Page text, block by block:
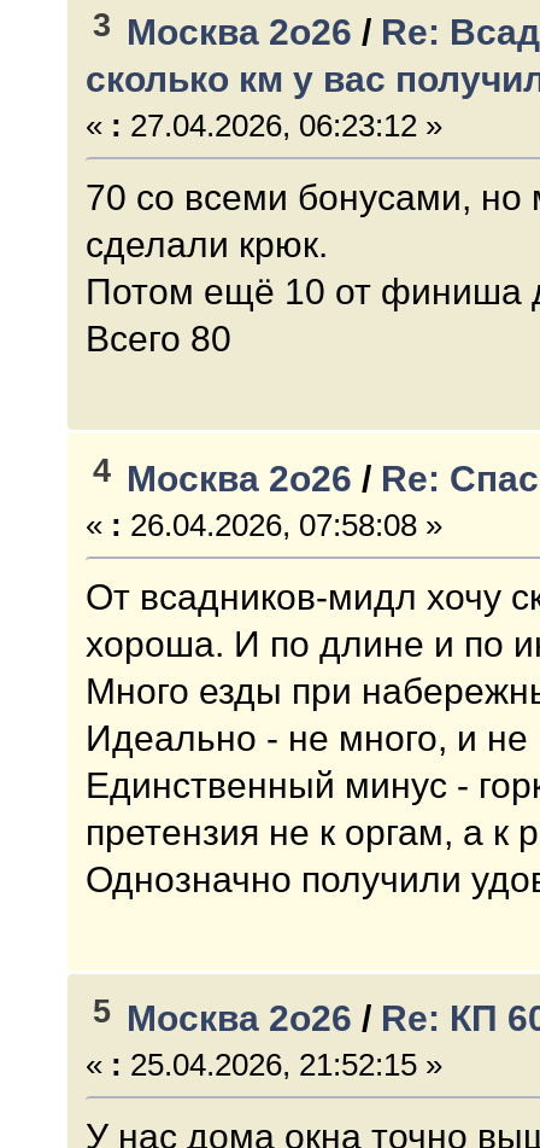
3 Москва 2о26 / Re:
сколько км у вас
« : 27.04.2026, 06:23:12 »
70 со всеми бонусами,
сделали крюк.
Потом ещё 10 от финиша
Всего 80
4 Москва 2о26 / Re:
« : 26.04.2026, 07:58:08 »
От всадников-мидл хочу
хороша. И по длине и по
Много езды при
Идеально - не много, и
Единственный минус -
претензия не к оргам, а к
Однозначно получили
5 Москва 2о26 / Re: КП
« : 25.04.2026, 21:52:15 »
У нас дома окна точно